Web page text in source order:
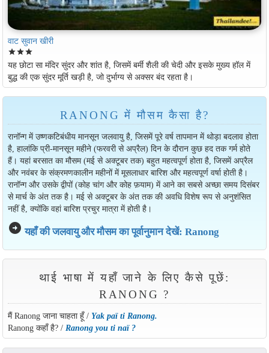
वाट सुवान खीरी
starstarstar
यह छोटा सा मंदिर सुंदर और शांत है, जिसमें बर्मी शैली की चेदी और इसके मुख्य हॉल में
बुद्ध की एक सुंदर मूर्ति खड़ी है, जो दुर्भाग्य से अक्सर बंद रहता है।
RANONG में मौसम कैसा है?
रानॉन्ग में उष्णकटिबंधीय मानसून जलवायु है, जिसमें पूरे वर्ष तापमान में थोड़ा बदलाव होता
है, हालांकि प्री-मानसून महीने (फरवरी से अप्रैल) दिन के दौरान कुछ हद तक गर्म होते
हैं। यहां बरसात का मौसम (मई से अक्टूबर तक) बहुत महत्वपूर्ण होता है, जिसमें अप्रैल
और नवंबर के संक्रमणकालीन महीनों में मूसलाधार बारिश और महत्वपूर्ण वर्षा होती है।
रानॉन्ग और उसके द्वीपों (कोह चांग और कोह फ़याम) में आने का सबसे अच्छा समय दिसंबर
से मार्च के अंत तक है। मई से अक्टूबर के अंत तक की अवधि विशेष रूप से अनुशंसित
नहीं है, क्योंकि वहां बारिश प्रचुर मात्रा में होती है।
arrow_circle_right यहाँ की जलवायु और मौसम का पूर्वानुमान देखें: Ranong
थाई भाषा में यहाँ जाने के लिए कैसे पूछें:
RANONG ?
मैं Ranong जाना चाहता हूँ / Yak paï ti Ranong.
Ranong कहाँ है? / Ranong you ti naï ?